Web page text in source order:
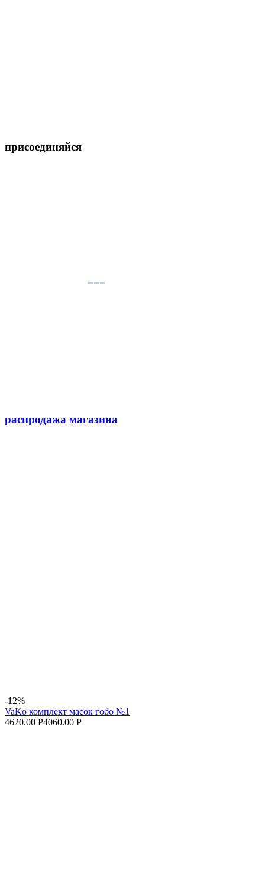
присоединяйся
распродажа магазина
-12%
VaKo комплект масок гобо №1
4620.00 Р4060.00 Р